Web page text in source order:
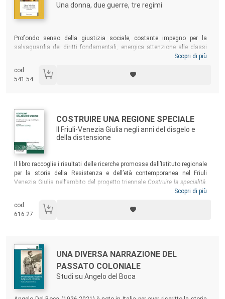
Una donna, due guerre, tre regimi
Profondo senso della giustizia sociale, costante impegno per la
salvaguardia dei diritti fondamentali, energica attenzione alle classi
subalterne e assidua azione a tutela di donne e fanciulli, individuati
caratteristiche della sfaccettata personalità di Lina Merlin, che esercitò
un ruolo cruciale nella rinascita dell’Italia stravolta dalla seconda
culturale, umana e civile evidenziata in questo libro.
Scopri di più
cod.
541.54
Autori:
Titolo:
COSTRUIRE UNA REGIONE SPECIALE
Il Friuli-Venezia Giulia negli anni del disgelo e
della distensione
Sommario:
Il libro raccoglie i risultati delle ricerche promosse dall’Istituto regionale
per la storia della Resistenza e dell’età contemporanea nel Friuli
Venezia Giulia nell’ambito del progetto triennale Costruire la specialità.
Politica ed economia in Friuli-Venezia Giulia nell’età della Guerra fredda
innovativo sul tema del regionalismo, rispetto al quale il dibattito
storiografico è sempre vivace e la stessa agenda politica dell’attualità
Scopri di più
cod.
616.27
Autori:
Titolo:
UNA DIVERSA NARRAZIONE DEL
PASSATO COLONIALE
Studi su Angelo del Boca